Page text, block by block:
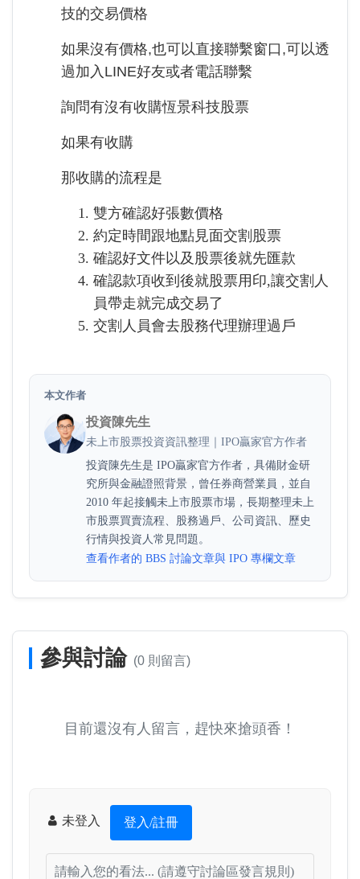
技的交易價格
如果沒有價格,也可以直接聯繫窗口,可以透
過加入LINE好友或者電話聯繫
詢問有沒有收購恆景科技股票
如果有收購
那收購的流程是
雙方確認好張數價格
約定時間跟地點見面交割股票
確認好文件以及股票後就先匯款
確認款項收到後就股票用印,讓交割人
員帶走就完成交易了
交割人員會去股務代理辦理過戶
本文作者
投資陳先生
未上市股票投資資訊整理｜IPO贏家官方作者
投資陳先生是 IPO贏家官方作者，具備財金研
究所與金融證照背景，曾任券商營業員，並自
2010 年起接觸未上市股票市場，長期整理未上
市股票買賣流程、股務過戶、公司資訊、歷史
行情與投資人常見問題。
查看作者的 BBS 討論文章與 IPO 專欄文章
參與討論 (0 則留言)
目前還沒有人留言，趕快來搶頭香！
未登入 登入/註冊